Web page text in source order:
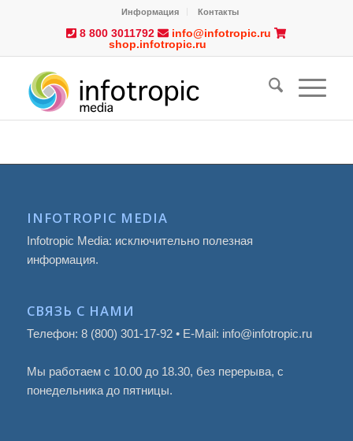
Информация Контакты
8 800 3011792
info@infotropic.ru
shop.infotropic.ru
INFOTROPIC MEDIA
Infotropic Media: исключительно полезная
информация.
СВЯЗЬ С НАМИ
Телефон: 8 (800) 301-17-92 • E-Mail: info@infotropic.ru
Мы работаем с 10.00 до 18.30, без перерыва, с
понедельника до пятницы.